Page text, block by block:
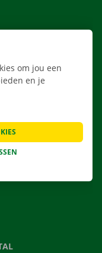
om jou een
en je